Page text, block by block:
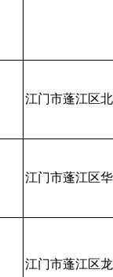
江门市蓬江区
江门市蓬江区
江门市蓬江区